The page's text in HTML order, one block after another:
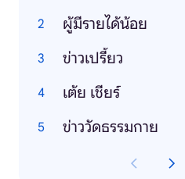
ผู้มีรายได้น้อย
ข่าวเปรี้ยว
เต้ย เชียร์
ข่าววัดธรรมกาย